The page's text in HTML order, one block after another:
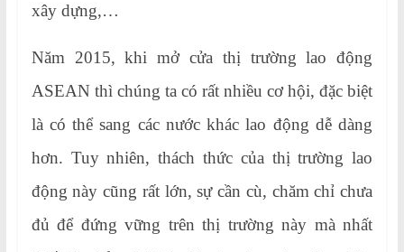
xây dựng,…
Năm 2015, khi mở cửa thị trường lao động
ASEAN thì chúng ta có rất nhiều cơ hội, đặc biệt
là có thể sang các nước khác lao động dễ dàng
hơn. Tuy nhiên, thách thức của thị trường lao
động này cũng rất lớn, sự cần cù, chăm chỉ chưa
đủ để đứng vững trên thị trường này mà nhất